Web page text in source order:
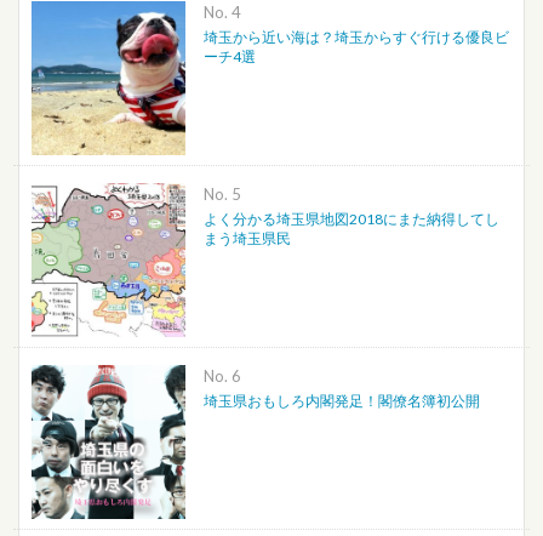
No.
埼玉から近い海は？埼玉からすぐ行ける優良ビ
ーチ4選
No.
よく分かる埼玉県地図2018にまた納得してし
まう埼玉県民
No.
埼玉県おもしろ内閣発足！閣僚名簿初公開